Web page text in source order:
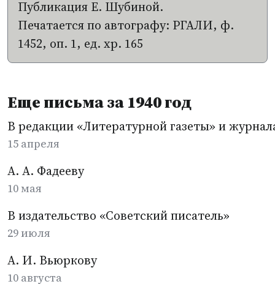
Публикация Е. Шубиной.
Печатается по автографу: РГАЛИ, ф.
1452, оп. 1, ед. хр. 165
Еще письма за 1940 год
В редакции «Литературной газеты» и
15 апреля
А. А. Фадееву
10 мая
В издательство «Советский писатель»
29 июля
А. И. Вьюркову
10 августа